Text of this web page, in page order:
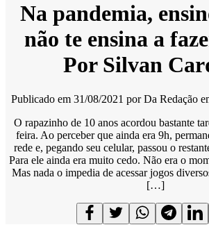
Na pandemia,
não te ensina a
Por Silvan
Publicado em 31/08/2021 porDa Redação
O rapazinho de 10 anos acordou bastante
feira. Ao perceber que ainda era 9h,
rede e, pegando seu celular, passou o
Para ele ainda era muito cedo. Não era o
Mas nada o impedia de acessar jogos
[…]